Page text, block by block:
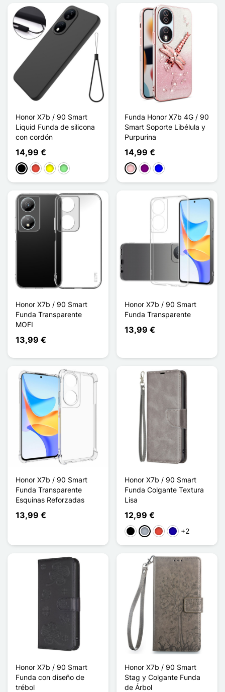
Honor X7b / 90 Smart
Liquid Funda de silicona
con cordón
14,99 €
NegroRojoAmarilloVerde claro
Funda Honor X7b 4G / 90
Smart Soporte Libélula y
Purpurina
14,99 €
RosaPúrpura
Azul
Honor X7b / 90 Smart
Funda Transparente
MOFI
13,99 €
Honor X7b / 90 Smart
Funda Transparente
13,99 €
Honor X7b / 90 Smart
Funda Transparente
Esquinas Reforzadas
13,99 €
Honor X7b / 90 Smart
Funda Colgante Textura
Lisa
12,99 €
Negro
Gris RojoAzul oscuro
+2
Honor X7b / 90 Smart
Funda con diseño de
trébol
Honor X7b / 90 Smart
Stag y Colgante Funda
de Árbol